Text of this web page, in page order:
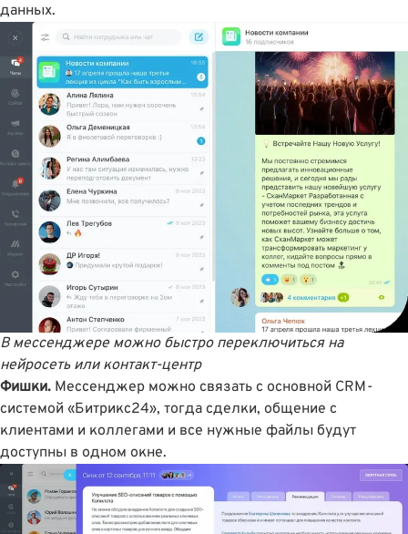
данных.
В мессенджере можно быстро переключиться на
нейросеть или контакт-центр
Фишки. Мессенджер можно связать с основной CRM-
системой «Битрикс24», тогда сделки, общение с
клиентами и коллегами и все нужные файлы будут
доступны в одном окне.